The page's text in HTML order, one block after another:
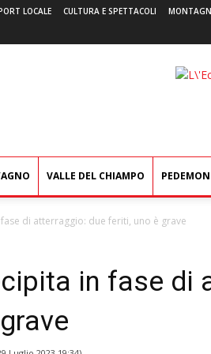
LOCALE CULTURA E SPETTACOLI
VALLE DEL CHIAMPO
di atterraggio: due feriti, uno è grave
in fase di